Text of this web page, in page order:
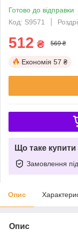
Готово до відправки
Код: S9571
512 ₴ 569 ₴
Економія 57 ₴
Що таке
Замовлення
Опис
Опис